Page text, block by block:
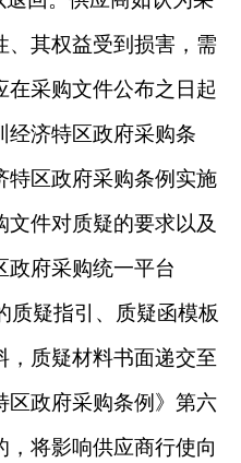
、其权益受到损害，需
在采购文件公布之日起
经济特区政府采购条
特区政府采购条例实施
件对质疑的要求以及
政府采购统一平台
质疑指引、质疑函模板
，质疑材料书面递交至
区政府采购条例》第六
将影响供应商行使向